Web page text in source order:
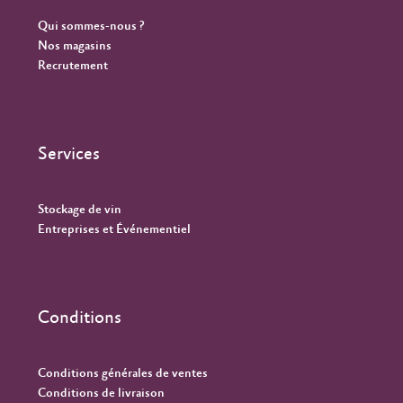
Qui sommes-nous ?
Nos magasins
Recrutement
Services
Stockage de vin
Entreprises et Événementiel
Conditions
Conditions générales de ventes
Conditions de livraison